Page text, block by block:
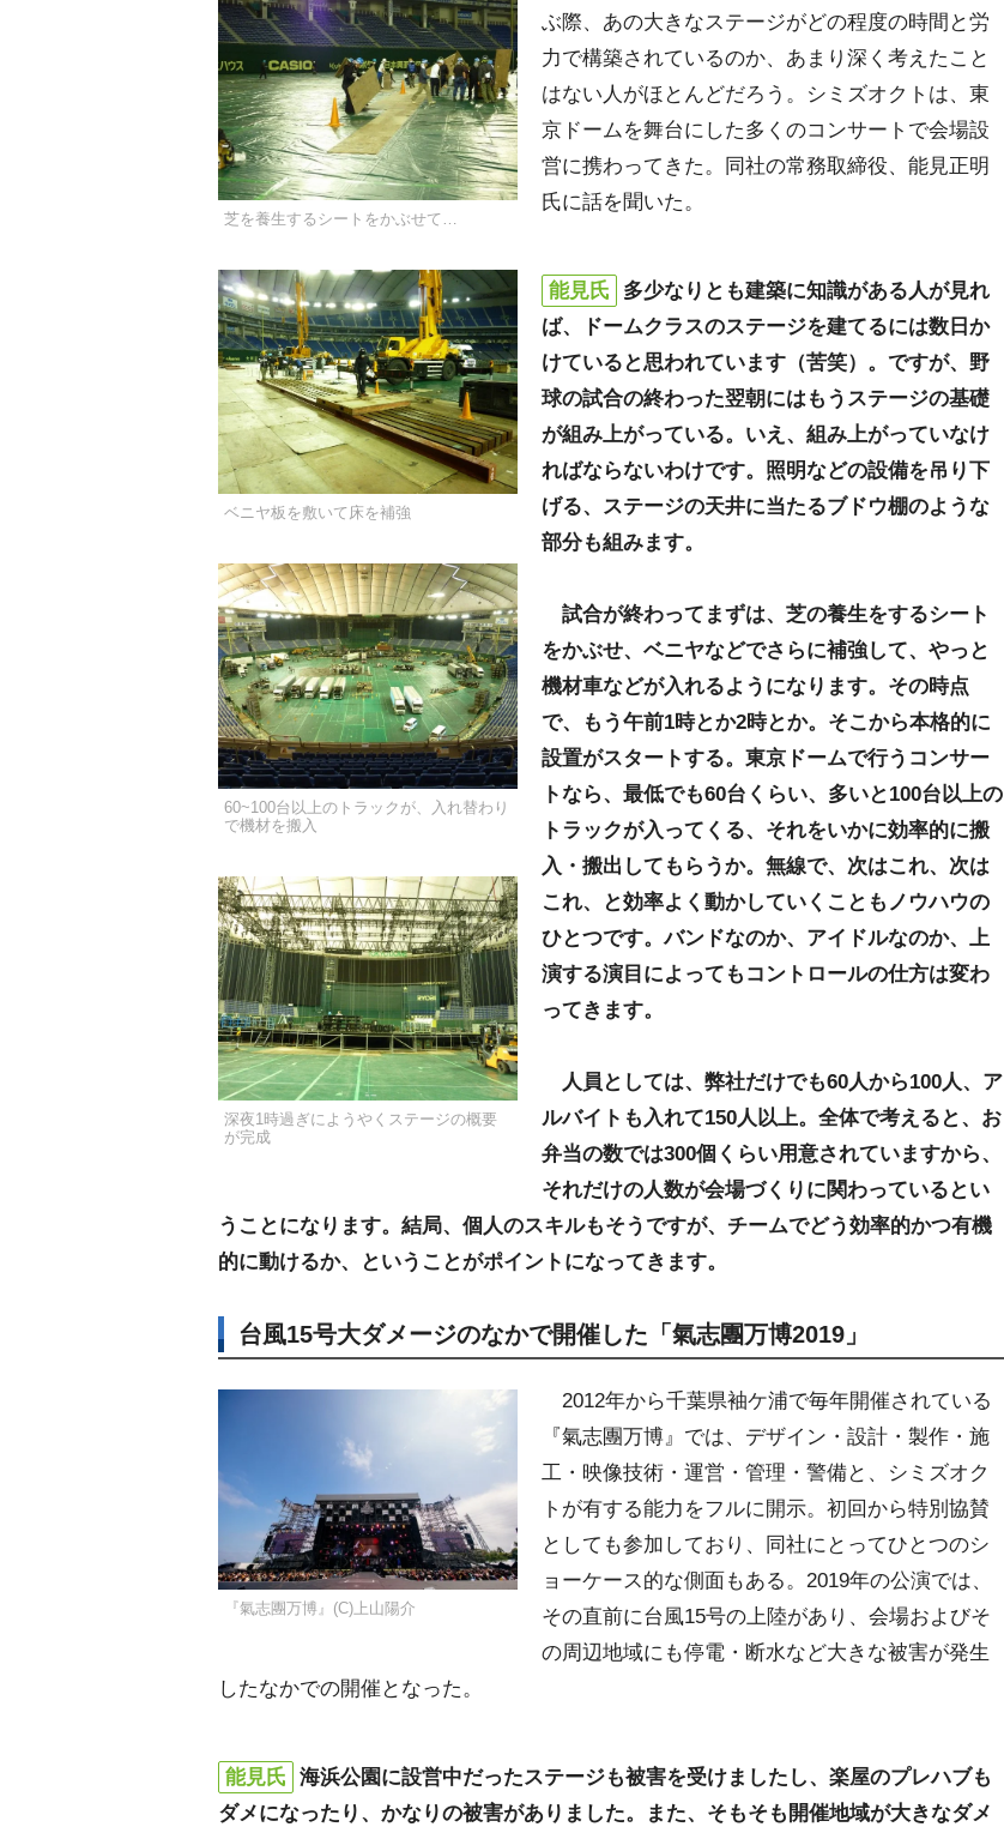
芝を養生するシートをかぶせて…
ベニヤ板を敷いて床を補強
60~100台以上のトラックが、入れ替わり
で機材を搬入
深夜1時過ぎにようやくステージの概要
が完成
ぶ際、あの大きなステージがどの程度の時間と労
力で構築されているのか、あまり深く考えたこと
はない人がほとんどだろう。シミズオクトは、東
京ドームを舞台にした多くのコンサートで会場設
営に携わってきた。同社の常務取締役、能見正明
氏に話を聞いた。
能見氏
多少なりとも建築に知識がある人が見れ
ば、ドームクラスのステージを建てるには数日か
けていると思われています（苦笑）。ですが、野
球の試合の終わった翌朝にはもうステージの基礎
が組み上がっている。いえ、組み上がっていなけ
ればならないわけです。照明などの設備を吊り下
げる、ステージの天井に当たるブドウ棚のような
部分も組みます。
試合が終わってまずは、芝の養生をするシート
をかぶせ、ベニヤなどでさらに補強して、やっと
機材車などが入れるようになります。その時点
で、もう午前1時とか2時とか。そこから本格的に
設置がスタートする。東京ドームで行うコンサー
トなら、最低でも60台くらい、多いと100台以上の
トラックが入ってくる、それをいかに効率的に搬
入・搬出してもらうか。無線で、次はこれ、次は
これ、と効率よく動かしていくこともノウハウの
ひとつです。バンドなのか、アイドルなのか、上
演する演目によってもコントロールの仕方は変わ
ってきます。
人員としては、弊社だけでも60人から100人、ア
ルバイトも入れて150人以上。全体で考えると、お
弁当の数では300個くらい用意されていますから、
それだけの人数が会場づくりに関わっているとい
うことになります。結局、個人のスキルもそうですが、チームでどう効率的かつ有機
的に動けるか、ということがポイントになってきます。
台風15号大ダメージのなかで開催した「氣志團万博2019」
『氣志團万博』(C)上山陽介
2012年から千葉県袖ケ浦で毎年開催されている
『氣志團万博』では、デザイン・設計・製作・施
工・映像技術・運営・管理・警備と、シミズオク
トが有する能力をフルに開示。初回から特別協賛
としても参加しており、同社にとってひとつのシ
ョーケース的な側面もある。2019年の公演では、
その直前に台風15号の上陸があり、会場およびそ
の周辺地域にも停電・断水など大きな被害が発生
したなかでの開催となった。
能見氏
海浜公園に設営中だったステージも被害を受けましたし、楽屋のプレハブも
ダメになったり、かなりの被害がありました。また、そもそも開催地域が大きなダメ